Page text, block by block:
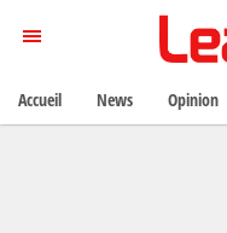
Accueil News Opinion